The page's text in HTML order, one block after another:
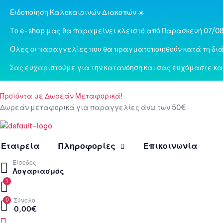
Ειδοποίηση Καλοκαιρινών Διακοπών ☀️
Το e-shop μας θα παραμείνει κλειστό από Παρασκευή 07/
Όλες οι παραγγελίες που θα πραγματοποιηθούν κατά τη
Σας ευχαριστούμε για την κατανόηση και σας ευχόμαστε
Προϊόντα με Δωρεάν Μεταφορικά!
Δωρεάν μεταφορικά για παραγγελίες άνω των 50€
Εταιρεία Πληροφορίες Επικοινωνία
Είσοδος
Λογαριασμός
1
0 Σύνολο
0,00€
Menu